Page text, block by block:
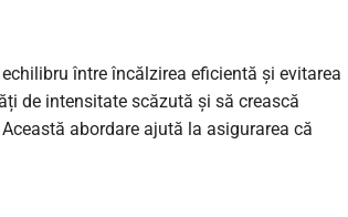
între încălzirea eficientă și evitarea
de intensitate scăzută și să crească
abordare ajută la asigurarea că